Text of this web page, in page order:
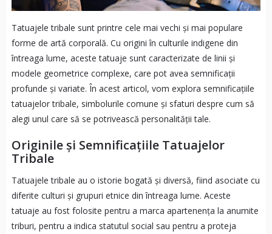
Tatuajele tribale sunt printre cele mai vechi și mai populare
forme de artă corporală. Cu origini în culturile indigene din
întreaga lume, aceste tatuaje sunt caracterizate de linii și
modele geometrice complexe, care pot avea semnificații
profunde și variate. În acest articol, vom explora semnificațiile
tatuajelor tribale, simbolurile comune și sfaturi despre cum să
alegi unul care să se potrivească personalității tale.
Originile și Semnificațiile Tatuajelor
Tribale
Tatuajele tribale au o istorie bogată și diversă, fiind asociate cu
diferite culturi și grupuri etnice din întreaga lume. Aceste
tatuaje au fost folosite pentru a marca apartenența la anumite
triburi, pentru a indica statutul social sau pentru a proteja